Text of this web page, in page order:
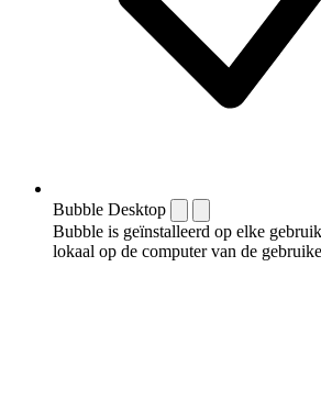
Bubble Desktop
Bubble is geïnstalleerd op elke
lokaal op de computer van de